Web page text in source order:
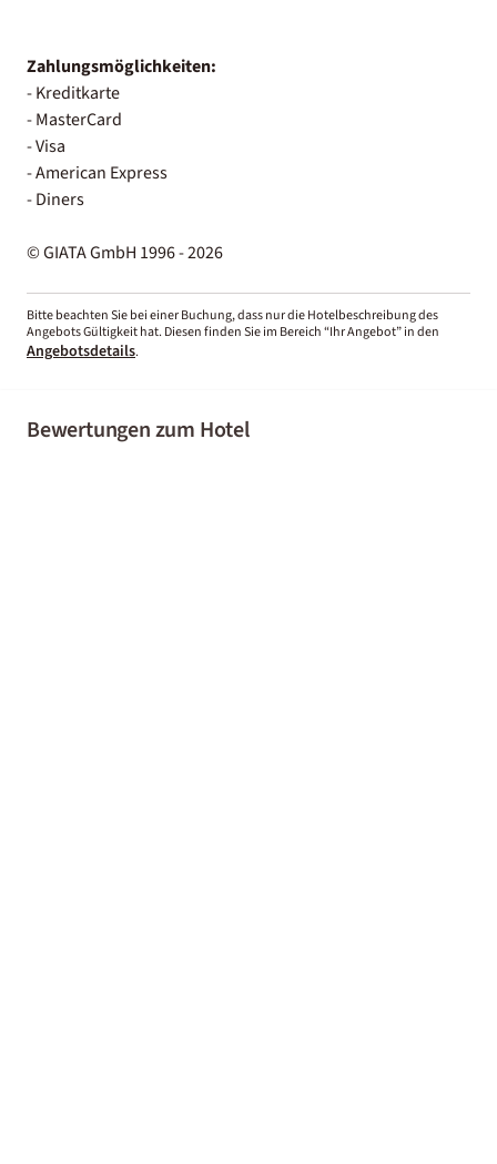
Zahlungsmöglichkeiten:
- Kreditkarte
- MasterCard
- Visa
- American Express
- Diners
© GIATA GmbH 1996 - 2026
Bitte beachten Sie bei einer Buchung, dass nur die Hotelbeschreibung des
Angebots Gültigkeit hat. Diesen finden Sie im Bereich “Ihr Angebot” in den
Angebotsdetails.
Bewertungen zum Hotel